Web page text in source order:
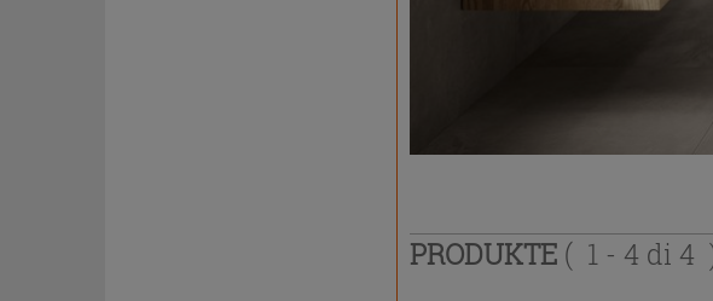
PRODUKTE ( 1 - 4 di 4